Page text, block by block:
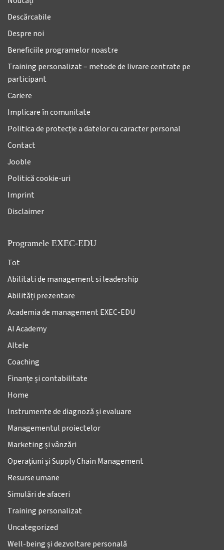
Descărcabile
Despre noi
Beneficiile programelor noastre
Training personalizat – metode de livrare centrate pe
participant
Cariere
Implicare în comunitate
Politica de protecție a datelor cu caracter personal
Contact
Jooble
Politică cookie-uri
Imprint
Disclaimer
Programele EXEC-EDU
Tot
Abilitati de management si leadership
Abilități prezentare
Academia de management EXEC-EDU
AI Academy
Altele
Coaching
Finanțe și contabilitate
Home
Instrumente de diagnoză și evaluare
Managementul proiectelor
Marketing și vânzări
Operațiuni și Supply Chain Management
Resurse umane
Simulări de afaceri
Training personalizat
Uncategorized
Well-being și dezvoltare personală